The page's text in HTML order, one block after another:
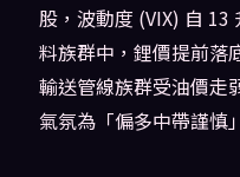
股，波動度 (VIX) 自
料族群中，鋰價提前落
輸送管線族群受油價走
氣氛為「偏多中帶謹慎